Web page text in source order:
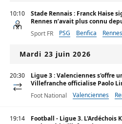
10:10
Stade Rennais : Franck Haise
Rennes n’avait plus connu
Sport FR
PSG Benfica Rennes
Mardi 23 juin 2026
20:30
Ligue 3 : Valenciennes s'offre
Villefranche officialise Paolo
Foot National
Valenciennes
19:14
Football - Ligue 3. L'Ardéchois